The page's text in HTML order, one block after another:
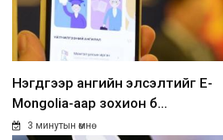
Нэгдүгээр ангийн элсэлтийг E-
Mongolia-аар зохион б...
3 минутын өмнө